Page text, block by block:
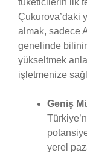
tüketicilerin ilk
Çukurova’daki
almak, sadece
genelinde
yükseltmek
işletmenize
Geniş
yerel